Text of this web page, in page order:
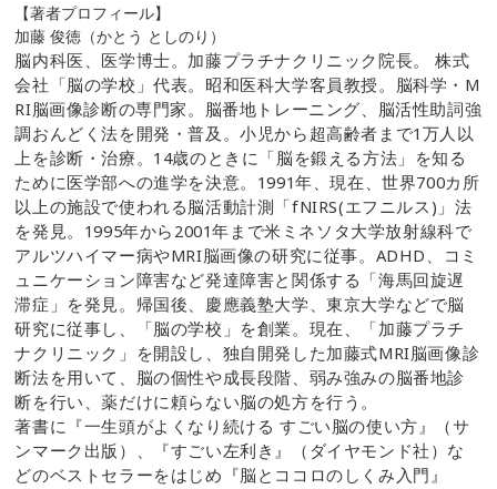
【著者プロフィール】
加藤 俊徳（かとう としのり）
脳内科医、医学博士。加藤プラチナクリニック院長。 株式
会社「脳の学校」代表。昭和医科大学客員教授。脳科学・ M
RI脳画像診断の専門家。脳番地トレーニング、脳活性助詞強
調おんどく法を開発・普及。小児から超高齢者まで1 万人以
上を診断・治療。 14歳のときに「脳を鍛える方法」を知る
ために医学部への進学を決意。 1991年、現在、世界700カ所
以上の施設で使われる脳活動計測「fNIRS(エフニルス ) 」法
を発見。 1995年から 2001年まで米ミネソタ大学放射線科で
アルツハイマー病やMRI脳画像の研究に従事。 ADHD
、コミ
ュニケーション障害など発達障害と関係する「海馬回旋遅
滞症」を発見。帰国後、慶應義塾大学、東京大学などで脳
研究に従事し、「脳の学校」を創業。現在、「加藤プラチ
ナクリニック」を開設し、独自開発した加藤式MRI脳画像診
断法を用いて、脳の個性や成長段階、弱み強みの脳番地診
断を行い、薬だけに頼らない脳の処方を行う。
著書に『一生頭がよくなり続ける すごい脳の使い方』（サ
ンマーク出版）、『すごい左利き』（ダイヤモンド社）な
どのベストセラーをはじめ『脳とココロのしくみ入門』